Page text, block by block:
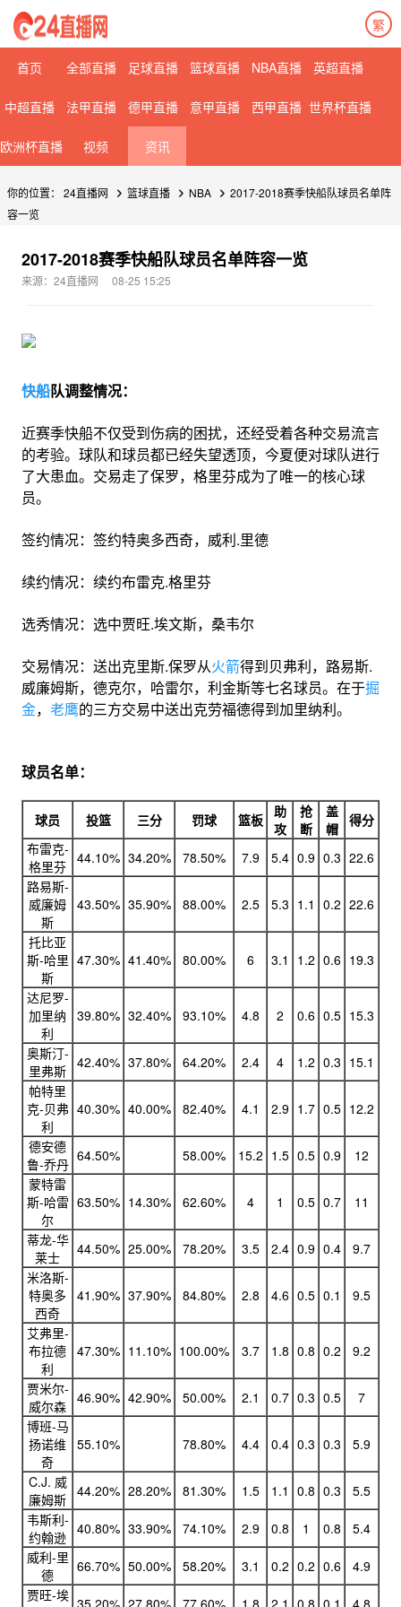
繁
首页 全部直播 足球直播 篮球直播 NBA直播 英超直播
中超直播 法甲直播 德甲直播 意甲直播 西甲直播 世界杯直播
欧洲杯直播 视频 资讯
你的位置： 24直播网 篮球直播 NBA
2017-2018赛季快船队球员名单阵
容一览
2017-2018赛季快船队球员名单阵容一览
来源：24直播网 08-25 15:25
快船队调整情况：
近赛季快船不仅受到伤病的困扰，还经受着各种交易流言
的考验。球队和球员都已经失望透顶，今夏便对球队进行
了大患血。交易走了保罗，格里芬成为了唯一的核心球
员。
签约情况：签约特奥多西奇，威利.里德
续约情况：续约布雷克.格里芬
选秀情况：选中贾旺.埃文斯，桑韦尔
交易情况：送出克里斯.保罗从火箭得到贝弗利，路易斯.
威廉姆斯，德克尔，哈雷尔，利金斯等七名球员。在于掘
金， 老鹰的三方交易中送出克劳福德得到加里纳利。
球员名单：
球员 投篮 三分 罚球 篮板
助
攻
抢
断
盖
帽
得分
布雷克-
格里芬 44.10% 34.20% 78.50% 7.9 5.4 0.9 0.3 22.6
路易斯-
威廉姆
斯
43.50% 35.90% 88.00% 2.5 5.3 1.1 0.2 22.6
托比亚
斯-哈里
斯
47.30% 41.40% 80.00% 6 3.1 1.2 0.6 19.3
达尼罗-
加里纳
利
39.80% 32.40% 93.10% 4.8 2 0.6 0.5 15.3
奥斯汀-
里弗斯 42.40% 37.80% 64.20% 2.4 4 1.2 0.3 15.1
帕特里
克-贝弗
利
40.30% 40.00% 82.40% 4.1 2.9 1.7 0.5 12.2
德安德
鲁-乔丹 64.50% 58.00% 15.2 1.5 0.5 0.9
12
蒙特雷
斯-哈雷
尔
63.50% 14.30% 62.60% 4 1 0.5 0.7 11
蒂龙-华
莱士
44.50% 25.00% 78.20% 3.5 2.4 0.9 0.4
9.7
米洛斯-
特奥多
西奇
41.90% 37.90% 84.80% 2.8 4.6 0.5 0.1 9.5
艾弗里-
布拉德
利
47.30% 11.10% 100.00% 3.7 1.8 0.8 0.2 9.2
贾米尔-
威尔森 46.90% 42.90% 50.00% 2.1 0.7 0.3 0.5
7
博班-马
扬诺维
奇
55.10% 78.80% 4.4 0.4 0.3 0.3 5.9
C.J. 威
廉姆斯 44.20% 28.20% 81.30% 1.5 1.1 0.8 0.3
5.5
韦斯利-
约翰逊 40.80% 33.90% 74.10% 2.9 0.8 1 0.8
5.4
威利-里
德
66.70% 50.00% 58.20% 3.1 0.2 0.2 0.6
4.9
贾旺-埃 35.20% 27.80% 77.60% 1.8 2.1 0.8 0.1 4.8